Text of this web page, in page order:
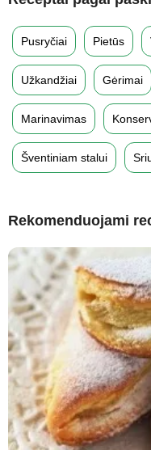
Pusryčiai Pietūs
Užkandžiai Gėrimai
Marinavimas
Šventiniam stalui
Rekomenduojami